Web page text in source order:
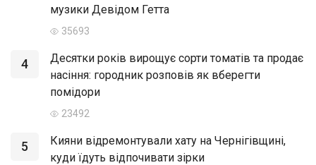
музики Девідом Гетта
35693
4
Десятки років вирощує сорти томатів та продає
насіння: городник розповів як вберегти
помідори
23492
5
Кияни відремонтували хату на Чернігівщині,
куди їдуть відпочивати зірки